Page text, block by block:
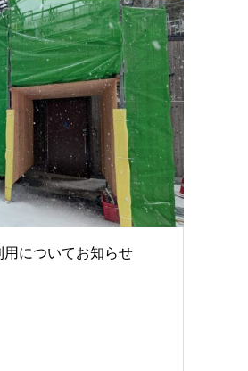
についてお知らせ